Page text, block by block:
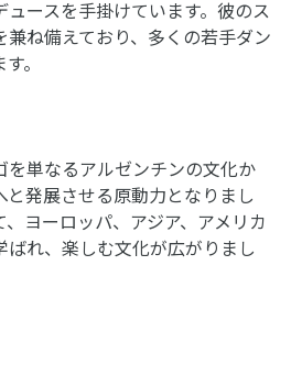
ースを手掛けています。彼のス
ね備えており、多くの若手ダン
。
を単なるアルゼンチンの文化か
発展させる原動力となりまし
ヨーロッパ、アジア、アメリカ
れ、楽しむ文化が広がりまし